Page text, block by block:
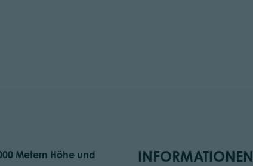
Metern Höhe und
INFORMATIONEN